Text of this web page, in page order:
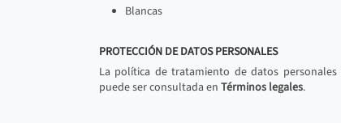
Blancas
PROTECCIÓN DE DATOS PERSONALES
La política de tratamiento de datos personales
puede ser consultada en Términos legales.